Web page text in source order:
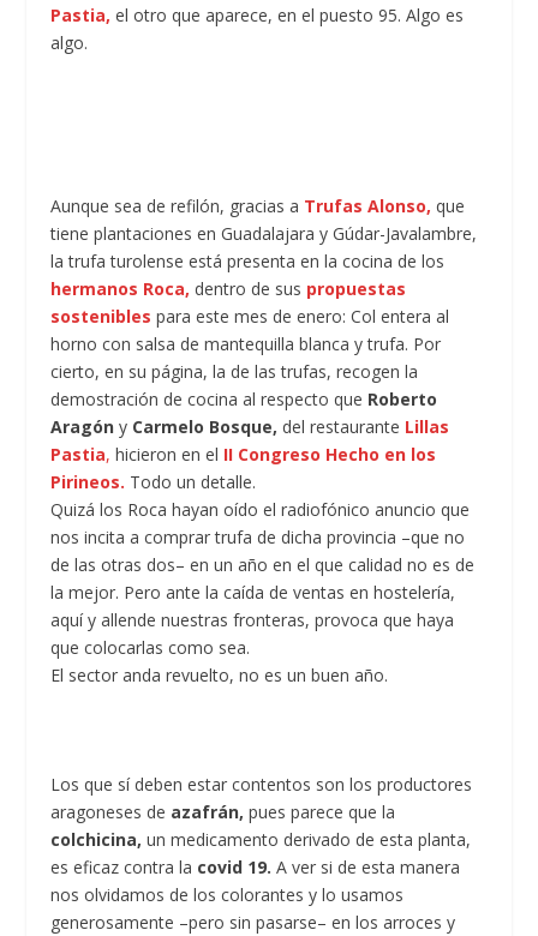
Pastia,el otro que aparece, en el puesto 95. Algo es
algo.
Aunque sea de refilón, gracias a Trufas Alonso, que
tiene plantaciones en Guadalajara y Gúdar-Javalambre,
la trufa turolense está presenta en la cocina de los
hermanos Roca, dentro de sus propuestas
sosteniblespara este mes de enero: Col entera al
horno con salsa de mantequilla blanca y trufa. Por
cierto, en su página, la de las trufas, recogen la
demostración de cocina al respecto que Roberto
Aragón y Carmelo Bosque, del restaurante Lillas
Pastia, hicieron en el II Congreso Hecho en los
Pirineos. Todo un detalle.
Quizá los Roca hayan oído el radiofónico anuncio que
nos incita a comprar trufa de dicha provincia –que no
de las otras dos– en un año en el que calidad no es de
la mejor. Pero ante la caída de ventas en hostelería,
aquí y allende nuestras fronteras, provoca que haya
que colocarlas como sea.
El sector anda revuelto, no es un buen año.
Los que sí deben estar contentos son los productores
aragoneses de azafrán, pues parece que la
colchicina, un medicamento derivado de esta planta,
es eficaz contra la covid 19. A ver si de esta manera
nos olvidamos de los colorantes y lo usamos
generosamente –pero sin pasarse– en los arroces y